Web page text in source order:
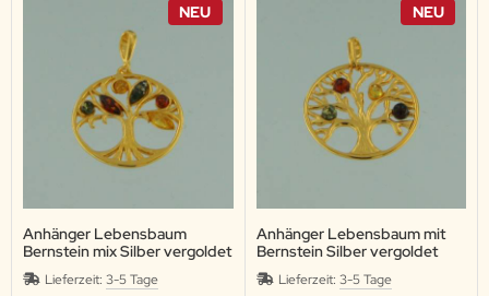
NEU
Anhänger Lebensbaum
Bernstein mix Silber vergoldet
Lieferzeit: 3-5 Tage
NEU
Anhänger Lebensbaum mit
Bernstein Silber vergoldet
Lieferzeit: 3-5 Tage